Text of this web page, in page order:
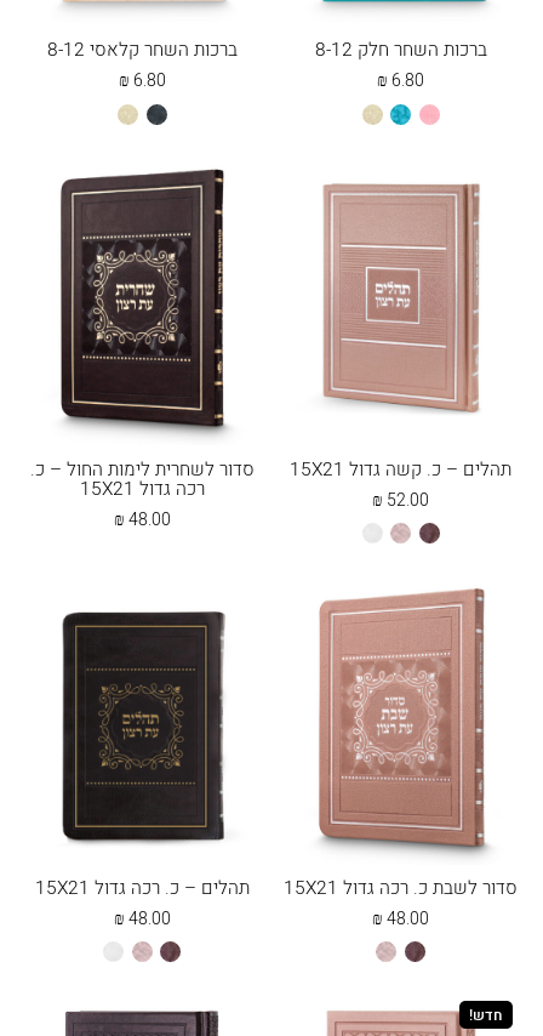
ברכות השחר חלק 8-12
6.80
₪
ורודטורקיזשמנת
ברכות השחר קלאסי 8-12
6.80
₪
שחורשמנת
תהלים – כ. קשה גדול 15X21
52.00
₪
חום כספסף
לבן
סדור לשחרית לימות החול – כ.
רכה גדול 15X21
48.00
₪
סדור לשבת כ. רכה גדול 15X21
48.00
₪
חום כספסף
תהלים – כ. רכה גדול 15X21
48.00
₪
חוםכספסף
לבן
חדש!